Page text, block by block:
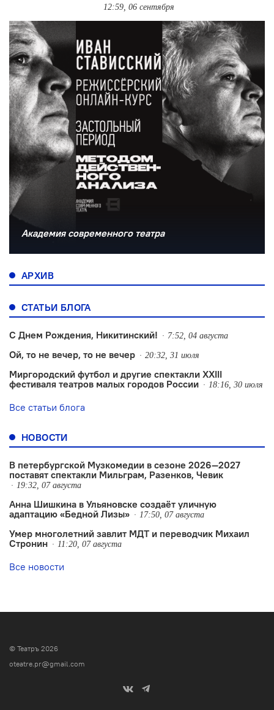
12:59, 06 сентября
Академия современного театра
АРХИВ
СТАТЬИ БЛОГА
С Днем Рождения, Никитинский! 7:52, 04 августа
Ой, то не вечер, то не вечер 20:32, 31 июля
Миргородский футбол и другие спектакли XXIII
фестиваля театров малых городов России
18:16, 30 июля
Все статьи блога
НОВОСТИ
В петербургской Музкомедии в сезоне 2026—2027
поставят спектакли Мильграм, Разенков, Чевик
19:32, 07 августа
Анна Шишкина в Ульяновске создаëт уличную
адаптацию «Бедной Лизы»
17:50, 07 августа
Умер многолетний завлит МДТ и переводчик Михаил
Стронин
11:20, 07 августа
Все новости
© Театръ 2026
oteatre.pr@gmail.com